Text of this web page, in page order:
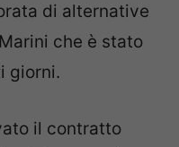
di alternative
che è stato
giorni.
il contratto